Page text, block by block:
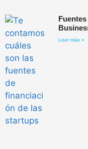
Leer más »